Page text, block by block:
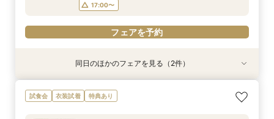
17:00〜
フェアを予約
特典あり
<初見学に◎>じっくり相談会×大聖堂×上質空間
×絶品3万試食
衣装試着 特典あり
＼パパママ＆マタニティも安心★／ダンドリや予
算もイチから相談
同日のほかのフェアを見る（2件）
試食会 衣装試着 特典あり